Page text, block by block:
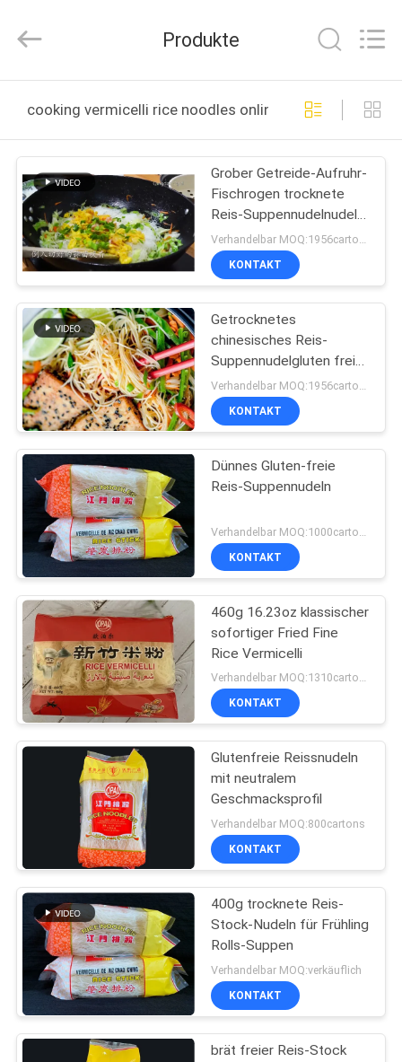
PRODUKTE
ÜBER
UNS
FABRIK-
AUSFLUG
QUALITÄTSKONTROLLE
TRETEN
SIE
MIT
UNS
IN
VERBINDUNG
FORDERN
SIE
EIN
ZITAT
SITEMAP
PRIVACY
POLICY
Rights
Reserved.
ECER
Produkte
cooking vermicelli rice noodles online manufacture
Grober Getreide-Aufruhr-
Fischrogen trocknete
Reis-Suppennudelnudeln
125g
Verhandelbar MOQ:1956cartons
KONTAKT
Getrocknetes
chinesisches Reis-
Suppennudelgluten frei
für Aufruhrfischrogen
und kalte Salate
KONTAKT
Dünnes Gluten-freie
Reis-Suppennudeln
KONTAKT
460g 16.23oz klassischer
sofortiger Fried Fine
Rice Vermicelli
Verhandelbar MOQ:1310cartons
KONTAKT
Glutenfreie Reissnudeln
mit neutralem
Geschmacksprofil
Verhandelbar MOQ:800cartons
KONTAKT
400g trocknete Reis-
Stock-Nudeln für Frühling
Rolls-Suppen
Verhandelbar MOQ:verkäuflich
KONTAKT
brät freier Reis-Stock